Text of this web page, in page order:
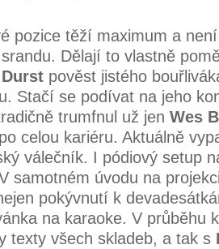
pozice těží maximum a
Dělají to vlastně
pověst jistého
Stačí se podívat na jeho
trumfnul už jen Wes
celou kariéru. Aktuálně
válečník. I pódiový setup
samotném úvodu na
pokývnutí k
na karaoke. V průběhu
texty všech skladeb, a tak s